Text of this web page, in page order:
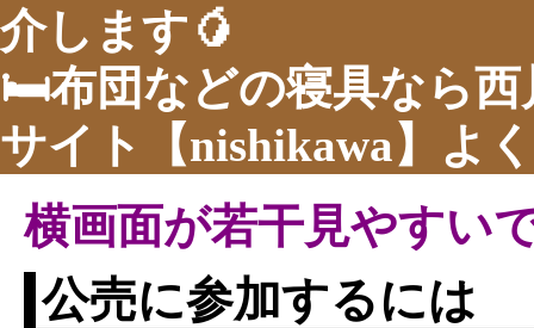
介します🥭
🛏布団などの寝具なら西
サイト【nishikawa】よ
横画面が若干見やすい
公売に参加するには